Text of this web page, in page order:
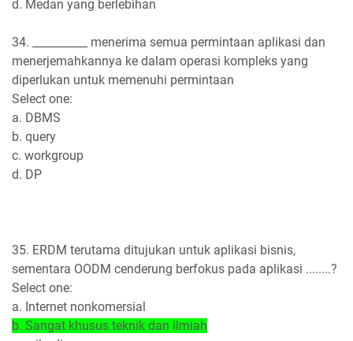
d. Medan yang berlebihan
34. __________ menerima semua permintaan aplikasi dan
menerjemahkannya ke dalam operasi kompleks yang
diperlukan untuk memenuhi permintaan
Select one:
a. DBMS
b. query
c. workgroup
d. DP
35. ERDM terutama ditujukan untuk aplikasi bisnis,
sementara OODM cenderung berfokus pada aplikasi ........?
Select one:
a. Internet nonkomersial
b. Sangat khusus teknik dan ilmiah